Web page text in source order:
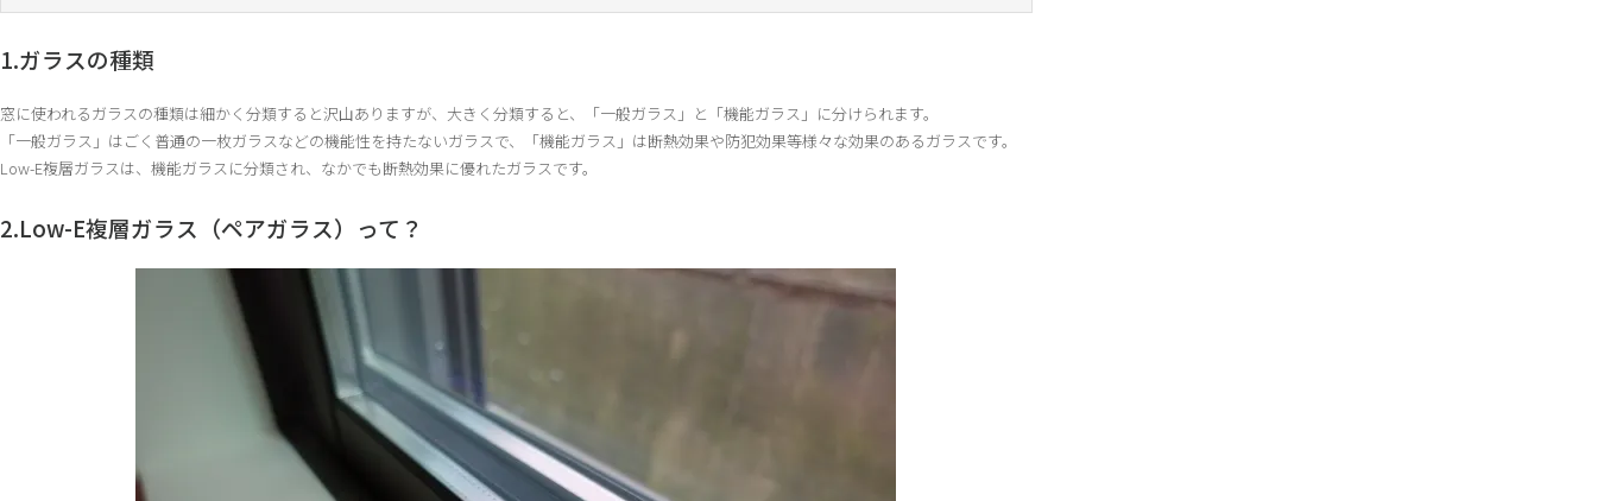
1.ガラスの種類
窓に使われるガラスの種類は細かく分類すると沢山ありますが、大きく分類すると、「一般ガラス」と「機能ガラス」に分けられます。
「一般ガラス」はごく普通の一枚ガラスなどの機能性を持たないガラスで、「機能ガラス」は断熱効果や防犯効果等様々な効果のあるガラスです。
Low-E複層ガラスは、機能ガラスに分類され、なかでも断熱効果に優れたガラスです。
2.Low-E複層ガラス（ペアガラス）って？